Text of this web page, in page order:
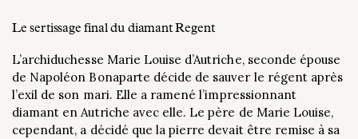
Le sertissage final du diamant Regent
L’archiduchesse Marie Louise d’Autriche, seconde épouse
de Napoléon Bonaparte décide de sauver le régent après
l’exil de son mari. Elle a ramené l’impressionnant
diamant en Autriche avec elle. Le père de Marie Louise,
cependant, a décidé que la pierre devait être remise à sa